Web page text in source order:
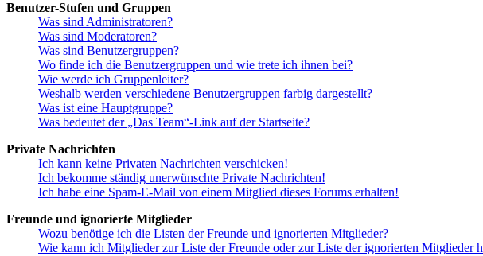
Benutzer-Stufen und Gruppen
Was sind Administratoren?
Was sind Moderatoren?
Was sind Benutzergruppen?
Wo finde ich die Benutzergruppen und wie trete ich ihnen bei?
Wie werde ich Gruppenleiter?
Weshalb werden verschiedene Benutzergruppen farbig dargestellt?
Was ist eine Hauptgruppe?
Was bedeutet der „Das Team“-Link auf der Startseite?
Private Nachrichten
Ich kann keine Privaten Nachrichten verschicken!
Ich bekomme ständig unerwünschte Private Nachrichten!
Ich habe eine Spam-E-Mail von einem Mitglied dieses Forums erhalten!
Freunde und ignorierte Mitglieder
Wozu benötige ich die Listen der Freunde und ignorierten Mitglieder?
Wie kann ich Mitglieder zur Liste der Freunde oder zur Liste der ignorierten Mitglieder